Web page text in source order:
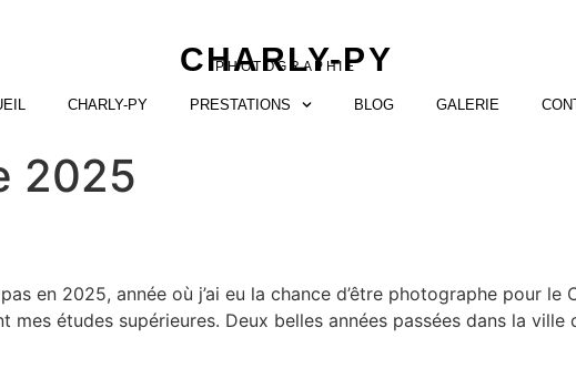
CHARLY-PY
PHOTOGRAPHIE
CHARLY-PY PRESTATIONS BLOG GALERIE
2025
en 2025, année où j’ai eu la chance d’être photographe pour
mes études supérieures. Deux belles années passées dans la ville